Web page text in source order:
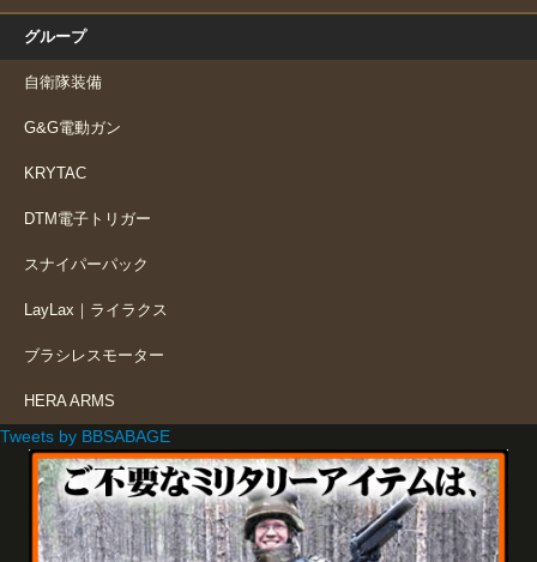
グループ
自衛隊装備
G&G電動ガン
KRYTAC
DTM電子トリガー
スナイパーパック
LayLax｜ライラクス
ブラシレスモーター
HERA ARMS
Tweets by BBSABAGE